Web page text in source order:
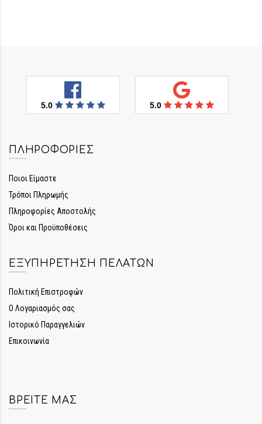
5.0 5.0
ΠΛΗΡΟΦΟΡΊΕΣ
Ποιοι Είμαστε
Τρόποι Πληρωμής
Πληροφορίες Αποστολής
Όροι και Προϋποθέσεις
ΕΞΥΠΗΡΈΤΗΣΗ ΠΕΛΑΤΏΝ
Πολιτική Επιστροφών
Ο Λογαριασμός σας
Ιστορικό Παραγγελιών
Επικοινωνία
ΒΡΕΊΤΕ ΜΑΣ